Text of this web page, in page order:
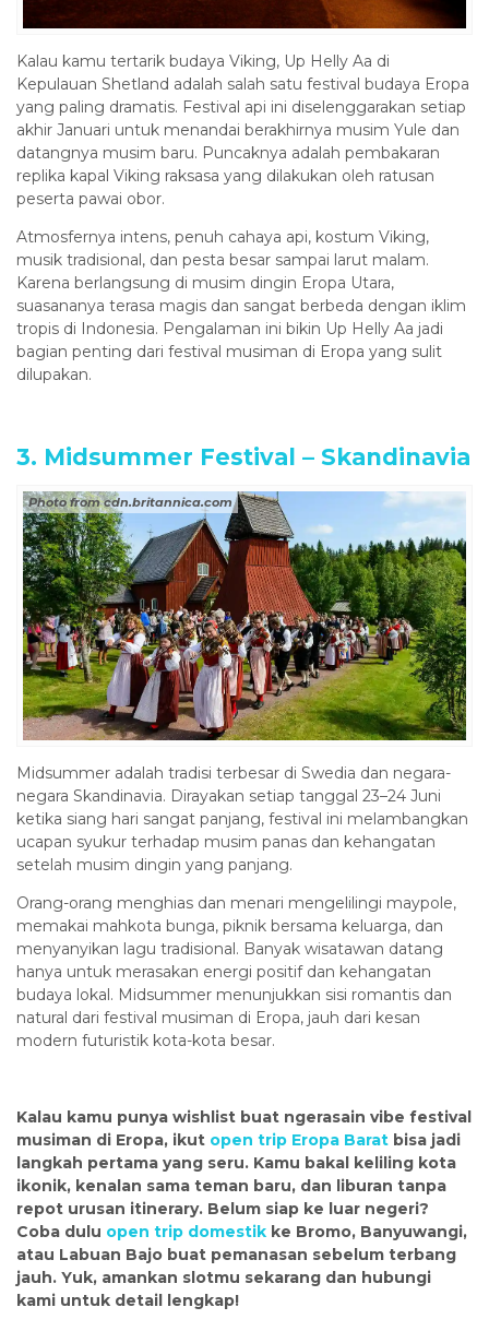
Kalau kamu tertarik budaya Viking, Up Helly Aa di
Kepulauan Shetland adalah salah satu festival budaya Eropa
yang paling dramatis. Festival api ini diselenggarakan setiap
akhir Januari untuk menandai berakhirnya musim Yule dan
datangnya musim baru. Puncaknya adalah pembakaran
replika kapal Viking raksasa yang dilakukan oleh ratusan
peserta pawai obor.
Atmosfernya intens, penuh cahaya api, kostum Viking,
musik tradisional, dan pesta besar sampai larut malam.
Karena berlangsung di musim dingin Eropa Utara,
suasananya terasa magis dan sangat berbeda dengan iklim
tropis di Indonesia. Pengalaman ini bikin Up Helly Aa jadi
bagian penting dari festival musiman di Eropa yang sulit
dilupakan.
3. Midsummer Festival – Skandinavia
Photo from cdn.britannica.com
Midsummer adalah tradisi terbesar di Swedia dan negara-
negara Skandinavia. Dirayakan setiap tanggal 23–24 Juni
ketika siang hari sangat panjang, festival ini melambangkan
ucapan syukur terhadap musim panas dan kehangatan
setelah musim dingin yang panjang.
Orang-orang menghias dan menari mengelilingi maypole,
memakai mahkota bunga, piknik bersama keluarga, dan
menyanyikan lagu tradisional. Banyak wisatawan datang
hanya untuk merasakan energi positif dan kehangatan
budaya lokal. Midsummer menunjukkan sisi romantis dan
natural dari festival musiman di Eropa, jauh dari kesan
modern futuristik kota-kota besar.
Kalau kamu punya wishlist buat ngerasain vibe festival
musiman di Eropa, ikut open trip Eropa Barat bisa jadi
langkah pertama yang seru. Kamu bakal keliling kota
ikonik, kenalan sama teman baru, dan liburan tanpa
repot urusan itinerary. Belum siap ke luar negeri?
Coba dulu open trip domestik ke Bromo, Banyuwangi,
atau Labuan Bajo buat pemanasan sebelum terbang
jauh. Yuk, amankan slotmu sekarang dan hubungi
kami untuk detail lengkap!